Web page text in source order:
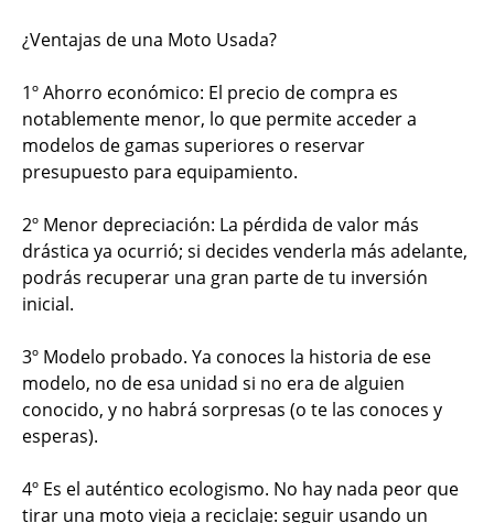
¿Ventajas de una Moto Usada?
1º Ahorro económico: El precio de compra es
notablemente menor, lo que permite acceder a
modelos de gamas superiores o reservar
presupuesto para equipamiento.
2º Menor depreciación: La pérdida de valor más
drástica ya ocurrió; si decides venderla más adelante,
podrás recuperar una gran parte de tu inversión
inicial.
3º Modelo probado. Ya conoces la historia de ese
modelo, no de esa unidad si no era de alguien
conocido, y no habrá sorpresas (o te las conoces y
esperas).
4º Es el auténtico ecologismo. No hay nada peor que
tirar una moto vieja a reciclaje: seguir usando un